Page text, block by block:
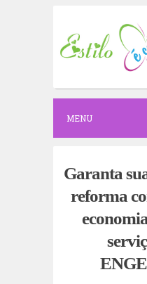
c
o
e
MENU
Garanta
reforma